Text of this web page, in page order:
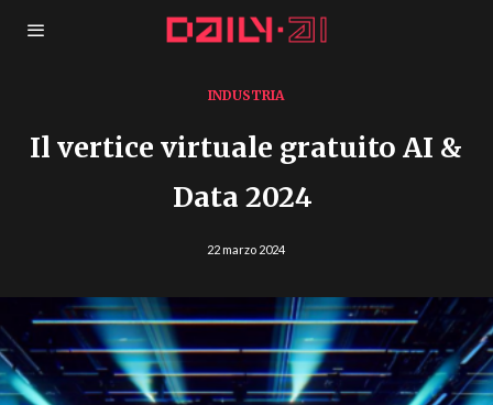
INDUSTRIA
Il vertice virtuale gratuito AI &
Data 2024
22 marzo 2024